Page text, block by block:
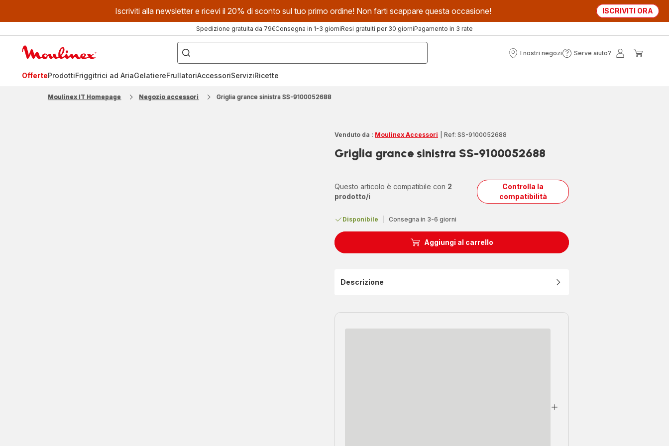
Iscriviti alla newsletter e ricevi il 20% di sconto sul tuo primo ordine! Non farti scappare questa occasione! ISCRIVITI ORA
Spedizione gratuita da 79€Consegna in 1-3 giorniResi gratuiti per 30 giorniPagamento in 3 rate
Cosa
stai
cercando?
I nostri negozi
I
Serve aiuto?
Serve
OfferteProdottiFriggitrici ad AriaGelatiereFrullatoriAccessoriServiziRicette
Moulinex IT Homepage Negozio accessori Griglia grance sinistra SS-9100052688
Venduto da : Moulinex Accessori Ref: SS-9100052688
Griglia grance sinistra SS-9100052688
Questo articolo è compatibile con 2
prodotto/i
Controlla la
compatibilità
Disponibile Consegna in 3-6 giorni
Aggiungi al carrello
Descrizione